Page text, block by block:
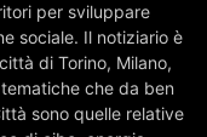
per sviluppare
sociale. Il notiziario è
di Torino, Milano,
che da ben
sono quelle relative